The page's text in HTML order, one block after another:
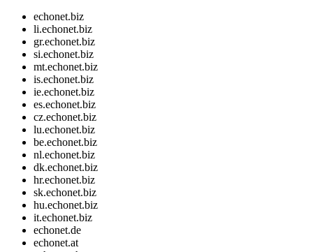
echonet.biz
li.echonet.biz
gr.echonet.biz
si.echonet.biz
mt.echonet.biz
is.echonet.biz
ie.echonet.biz
es.echonet.biz
cz.echonet.biz
lu.echonet.biz
be.echonet.biz
nl.echonet.biz
dk.echonet.biz
hr.echonet.biz
sk.echonet.biz
hu.echonet.biz
it.echonet.biz
echonet.de
echonet.at